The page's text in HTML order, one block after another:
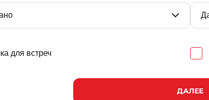
для встреч
ДАЛЕЕ